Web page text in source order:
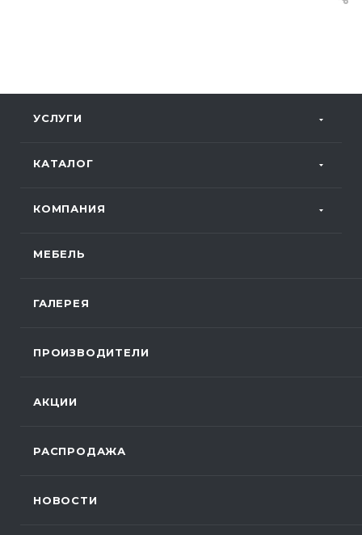
УСЛУГИ
КАТАЛОГ
КОМПАНИЯ
МЕБЕЛЬ
ГАЛЕРЕЯ
ПРОИЗВОДИТЕЛИ
АКЦИИ
РАСПРОДАЖА
НОВОСТИ